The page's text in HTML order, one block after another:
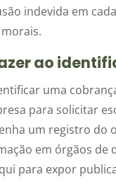
indevida em
ao
uma
para solicitar
um registro do
em órgãos
para expor